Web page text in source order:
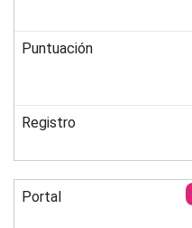
Puntuación
Registro
Portal